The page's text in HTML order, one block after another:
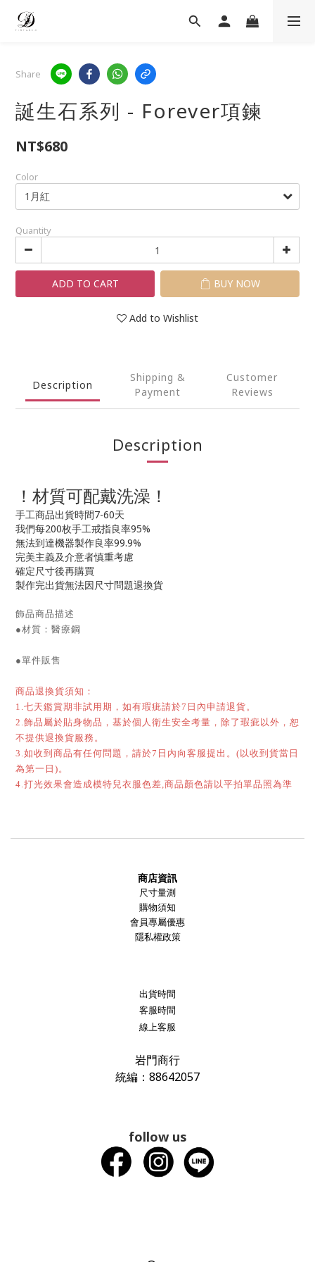
Share
誕生石系列 - Forever項鍊
NT$680
Color
Quantity
ADD TO CART BUY NOW
Add to Wishlist
Description
Shipping &
Payment
Customer
Reviews
Description
！材質可配戴洗澡！
手工商品出貨時間7-60天
我們每200枚手工戒指良率95%
無法到達機器製作良率99.9%
完美主義及介意者慎重考慮
確定尺寸後再購買
製作完出貨無法因尺寸問題退換貨
飾品商品描述
●材質：醫療鋼
●單件販售
商品退換貨須知：
1.七天鑑賞期非試用期，如有瑕疵請於7日內申請退貨。
2.飾品屬於貼身物品，基於個人衛生安全考量，除了瑕疵以外，恕
不提供退換貨服務。
3.如收到商品有任何問題，請於7日內向客服提出。(以收到貨當日
為第一日)。
4.打光效果會造成模特兒衣服色差,商品顏色請以平拍單品照為準
商店資訊
尺寸量測
購物須知
會員專屬優惠
隱私權政策
出貨時間
客服時間
線上客服
岩門商行
統編：88642057
follow us